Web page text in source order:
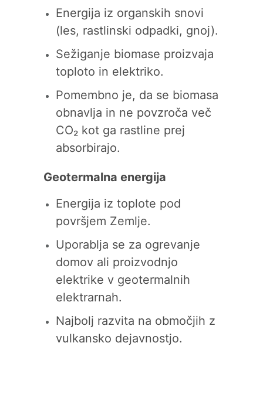
Energija iz organskih snovi
(les, rastlinski odpadki, gnoj).
Sežiganje biomase proizvaja
toploto in elektriko.
Pomembno je, da se biomasa
obnavlja in ne povzroča več
CO₂ kot ga rastline prej
absorbirajo.
Geotermalna energija
Energija iz toplote pod
površjem Zemlje.
Uporablja se za ogrevanje
domov ali proizvodnjo
elektrike v geotermalnih
elektrarnah.
Najbolj razvita na območjih z
vulkansko dejavnostjo.